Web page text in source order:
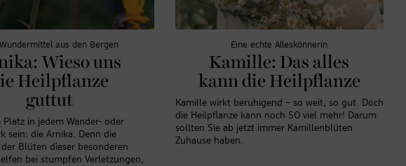
aus den Bergen
Wieso uns
Heilpflanze
guttut
Platz in jedem Wander- oder
sein: die Arnika. Denn die
der Blüten dieser besonderen
bei stumpfen Verletzungen,
Eine echte Alleskönnerin
Kamille: Das alles
kann die Heilpflanze
Kamille wirkt beruhigend – so weit, so gut. Doch
die Heilpflanze kann noch SO viel mehr! Darum
sollten Sie ab jetzt immer Kamillenblüten
Zuhause haben.